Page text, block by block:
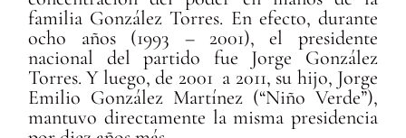
familia González Torres. En efecto, durante
ocho años (1993 – 2001), el presidente
nacional del partido fue Jorge González
Torres. Y luego, de 2001 a 2011, su hijo, Jorge
Emilio González Martínez (“Niño Verde”),
mantuvo directamente la misma presidencia